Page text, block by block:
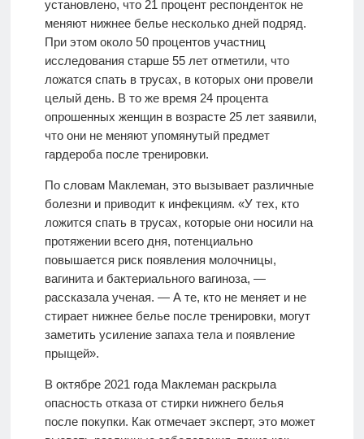
установлено, что 21 процент респонденток не
меняют нижнее белье несколько дней подряд.
При этом около 50 процентов участниц
исследования старше 55 лет отметили, что
ложатся спать в трусах, в которых они провели
целый день. В то же время 24 процента
опрошенных женщин в возрасте 25 лет заявили,
что они не меняют упомянутый предмет
гардероба после тренировки.
По словам Маклеман, это вызывает различные
болезни и приводит к инфекциям. «У тех, кто
ложится спать в трусах, которые они носили на
протяжении всего дня, потенциально
повышается риск появления молочницы,
вагинита и бактериального вагиноза, —
рассказала ученая. — А те, кто не меняет и не
стирает нижнее белье после тренировки, могут
заметить усиление запаха тела и появление
прыщей».
В октябре 2021 года Маклеман раскрыла
опасность отказа от стирки нижнего белья
после покупки. Как отмечает эксперт, это может